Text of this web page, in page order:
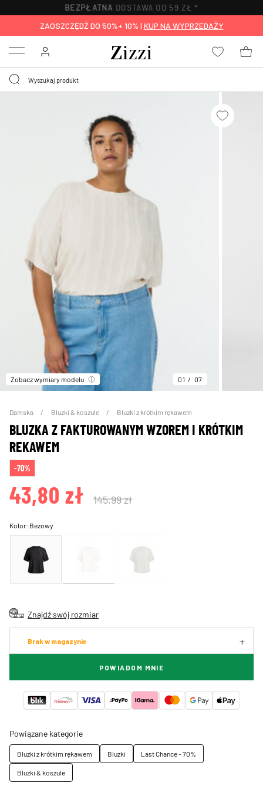
BEZPŁATNA DOSTAWA OD 59 ZŁ *
ZAOSZCZĘDŹ DO 50%+ 10% | KUP NA WYPRZEDAŻY
Menu
Zobacz wymiary modelu 01 07
Damska Bluzki & koszule Bluzki z krótkim rękawem
BLUZKA Z FAKTUROWANYM WZOREM I KRÓTKIM
REKAWEM
-70%
43,80 zł 145,99 zł
Kolor: Beżowy
Znajdź swój rozmiar
Brak w magazynie
POWIADOM MNIE
Powiązane kategorie
Bluzki z krótkim rękawem Bluzki
Last Chance - 70%
Bluzki & koszule